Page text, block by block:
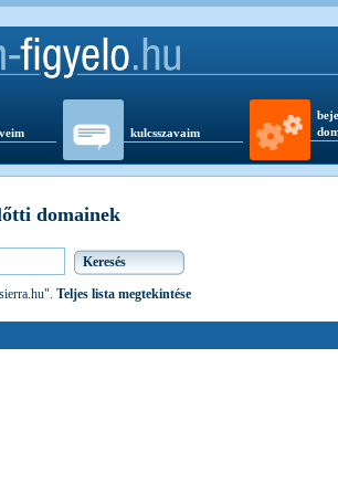
kulcsszavaim
domainek
Teljes lista megtekintése